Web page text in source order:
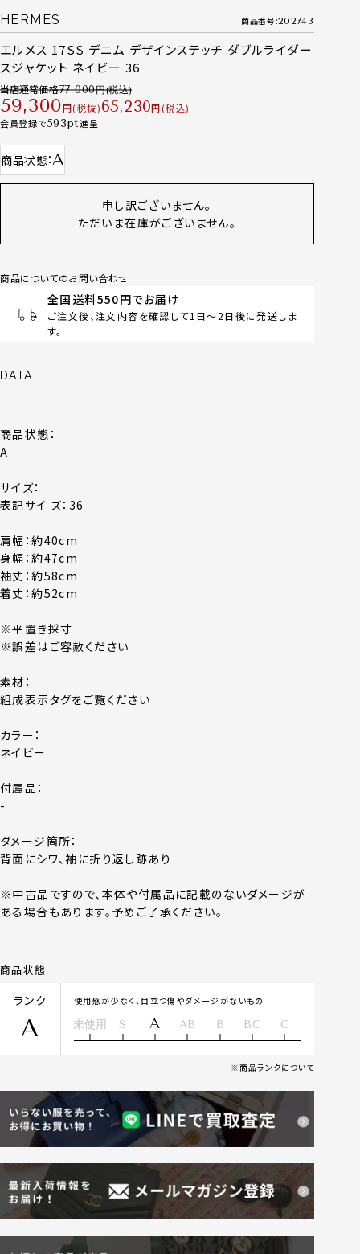
HERMES 商品番号 202743
エルメス 17SS デニム デザインステッチ ダブルライダー
スジャケット ネイビー 36
当店通常価格77,000
59,300 税抜 65,230
税込
会員登録で593 進呈
商品状態 A
申し訳ございません。
ただいま在庫がございません。
商品についてのお問い合わせ
全国送料550円でお届け
ご注文後、注文内容を確認して1日～2日後に発送しま
す。
DATA
商品状態：
A
サイズ：
表記サイ ズ：36
肩幅：約40cm
身幅：約47cm
袖丈：約58cm
着丈：約52cm
※平置き採寸
※誤差はご容赦ください
素材：
組成表示タグをご覧ください
カラー：
ネイビー
付属品：
-
ダメージ箇所：
背面にシワ、袖に折り返し跡あり
※中古品ですので、本体や付属品に記載のないダメージが
ある場合もあります。予めご了承ください。
商品状態
ランク
A
使用感が少なく、目立つ傷やダメージがないもの
未使用 S A AB B BC C
商品ランクについて